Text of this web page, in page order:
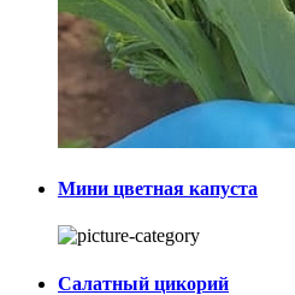
Мини цветная капуста
Салатный цикорий